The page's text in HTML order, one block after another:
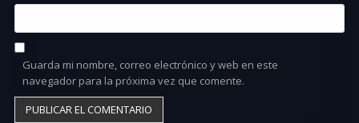
Guarda mi nombre, correo electrónico y web en este
navegador para la próxima vez que comente.